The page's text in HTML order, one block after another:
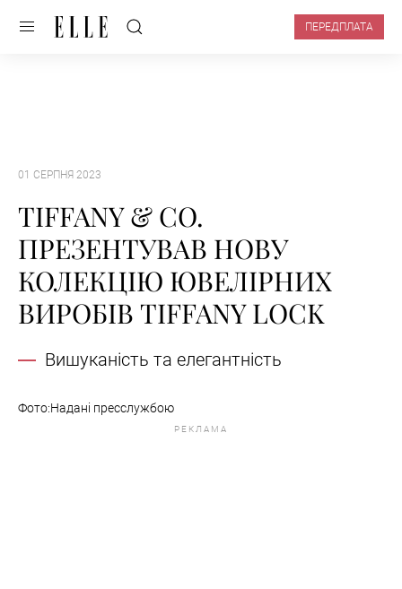
ПЕРЕДПЛАТА
01 СЕРПНЯ 2023
TIFFANY & CO.
ПРЕЗЕНТУВАВ НОВУ
КОЛЕКЦІЮ ЮВЕЛІРНИХ
ВИРОБІВ TIFFANY LOCK
Вишуканість та елегантність
Фото:Надані пресслужбою
РЕКЛАМА